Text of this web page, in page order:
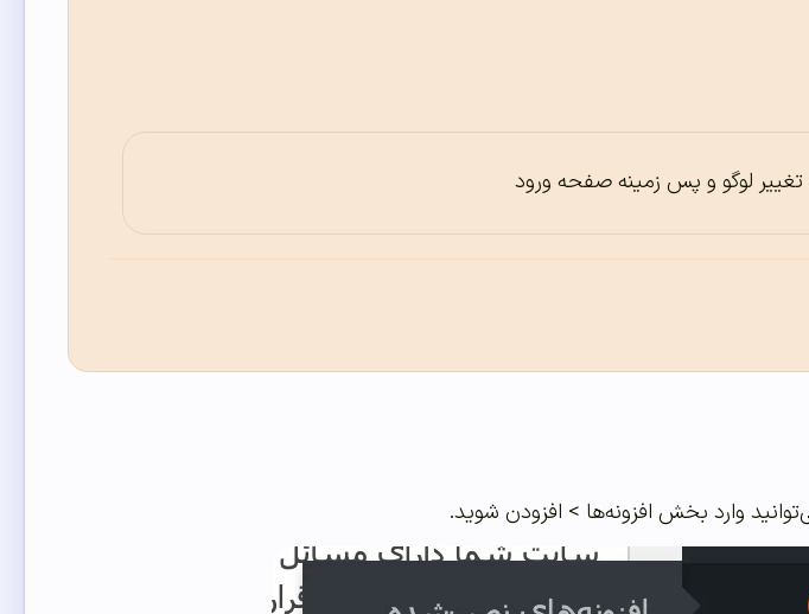
تغییر لوگو و پس زمینه صفحه ورود
وارد بخش افزونه‌ها > افزودن شوید.